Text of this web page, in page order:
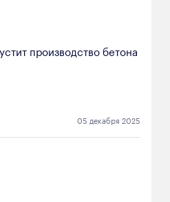
производство бетона
05 декабря 2025